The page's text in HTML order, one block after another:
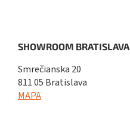
SHOWROOM BRATISLAVA
Smrečianska 20
811 05 Bratislava
MAPA